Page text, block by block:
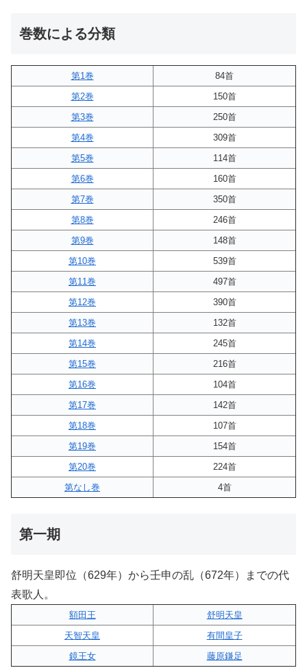
巻数による分類
第1巻
84首
第2巻
150首
第3巻
250首
第4巻
309首
第5巻
114首
第6巻
160首
第7巻
350首
第8巻
246首
第9巻
148首
第10巻
539首
第11巻
497首
第12巻
390首
第13巻
132首
第14巻
245首
第15巻
216首
第16巻
104首
第17巻
142首
第18巻
107首
第19巻
154首
第20巻
224首
第なし巻
4首
第一期
舒明天皇即位（629年）から壬申の乱（672年）までの代
表歌人。
額田王
舒明天皇
天智天皇
有間皇子
鏡王女
藤原鎌足